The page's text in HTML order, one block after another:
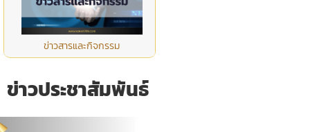
ข่าวสารและกิจกรรม
ข่าวประชาสัมพันธ์